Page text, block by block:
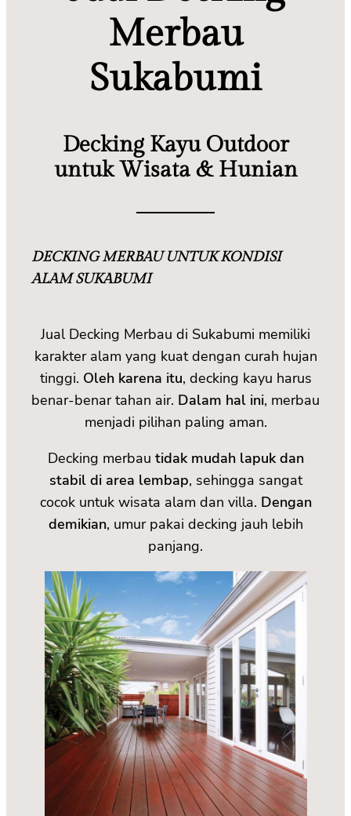
Merbau
Sukabumi
Decking Kayu Outdoor
untuk Wisata & Hunian
DECKING MERBAU UNTUK KONDISI
ALAM SUKABUMI
Jual Decking Merbau di Sukabumi memiliki
karakter alam yang kuat dengan curah hujan
tinggi. Oleh karena itu, decking kayu harus
benar-benar tahan air. Dalam hal ini, merbau
menjadi pilihan paling aman.
Decking merbau tidak mudah lapuk dan
stabil di area lembap, sehingga sangat
cocok untuk wisata alam dan villa. Dengan
demikian, umur pakai decking jauh lebih
panjang.